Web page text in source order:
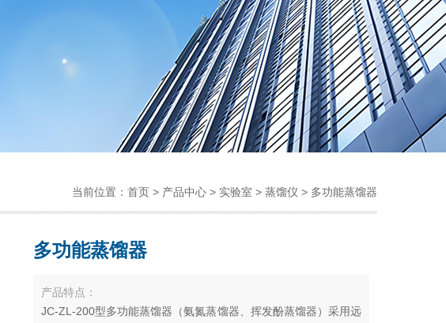
当前位置： 首页 > 产品中心 > 实验室 > 蒸馏仪 > 多功能蒸馏器
多功能蒸馏器
产品特点：
JC-ZL-200型多功能蒸馏器（氨氮蒸馏器、挥发酚蒸馏器）采用远